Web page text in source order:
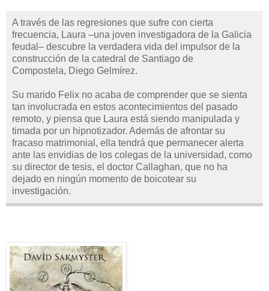
A través de las regresiones que sufre con cierta
frecuencia, Laura –una joven investigadora de la Galicia
feudal– descubre la verdadera vida del impulsor de la
construcción de la catedral de Santiago de
Compostela, Diego Gelmírez.
Su marido Felix no acaba de comprender que se sienta
tan involucrada en estos acontecimientos del pasado
remoto, y piensa que Laura está siendo manipulada y
timada por un hipnotizador. Además de afrontar su
fracaso matrimonial, ella tendrá que permanecer alerta
ante las envidias de los colegas de la universidad, como
su director de tesis, el doctor Callaghan, que no ha
dejado en ningún momento de boicotear su
investigación.